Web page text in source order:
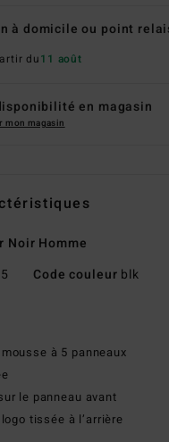
à domicile ou point
du11 août
en magasin
mon magasin
Noir Homme
Code couleur blk
à 5 panneaux
le panneau avant
tissée à l’arrière